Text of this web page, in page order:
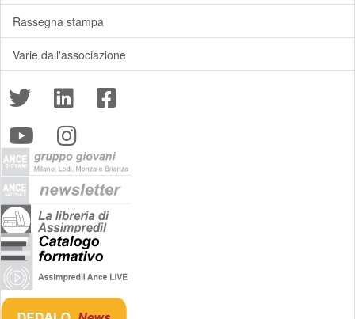
Rassegna stampa
Varie dall'associazione